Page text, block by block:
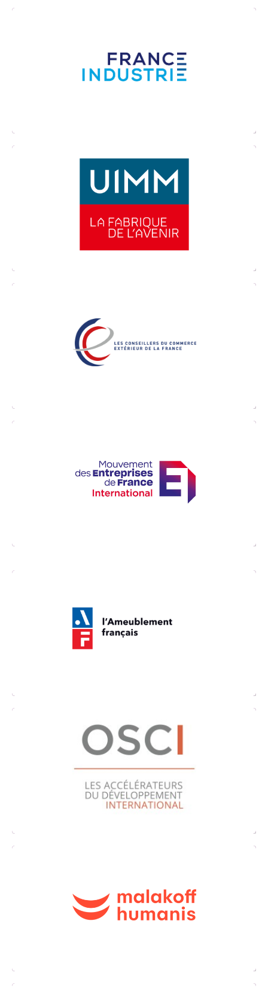
France Industrie est l’organisation
professionnelle représentative de l’Industrie en
France.
Les Pôles formation UIMM répondent
localement aux besoins de développement
des compétences des entreprises industrielles.
Les conseillers du Commerce extérieur de la
France (CCE) mettent bénévolement leur
expérience au service du développement de la
tarif membre pendant 1 an (valable
uniquement pour les nouveaux membres
Stratexio qui n’ont jamais été membres de
L’Ameublement français est l’organisation
professionnelle des acteurs de la fabrication
d’ameublement et de l’aménagement des
L’OSCI est la fédération des sociétés privées
dédiées au développement international des
entreprises
l’international (santé, prévoyance et
retraite complémentaire).
Un accompagnement